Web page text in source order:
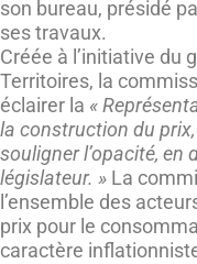
son bureau, présidé
ses travaux.
Créée à l’initiative du
Territoires, la
éclairer la «
la construction du
souligner l’opacité, en
législateur. » La
l’ensemble des
prix pour le
caractère